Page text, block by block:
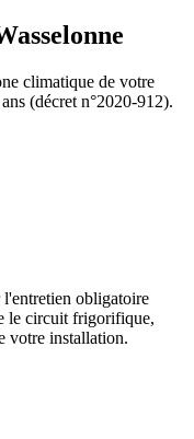
climatique de votre
(décret n°2020-912).
l'entretien obligatoire
le circuit frigorifique,
votre installation.